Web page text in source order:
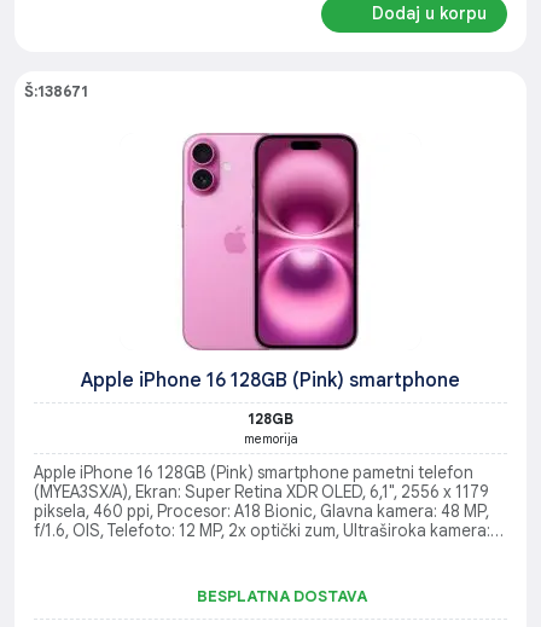
Dodaj u korpu
Š:138671
Apple iPhone 16 128GB (Pink) smartphone
128GB
memorija
Apple iPhone 16 128GB (Pink) smartphone pametni telefon
(MYEA3SX/A), Ekran: Super Retina XDR OLED, 6,1", 2556 x 1179
piksela, 460 ppi, Procesor: A18 Bionic, Glavna kamera: 48 MP,
f/1.6, OIS, Telefoto: 12 MP, 2x optički zum, Ultraširoka kamera:
BESPLATNA DOSTAVA